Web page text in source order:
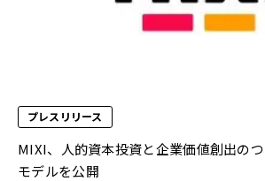
プレスリリース
MIXI、人的資本投資と企業価値創出の
モデルを公開